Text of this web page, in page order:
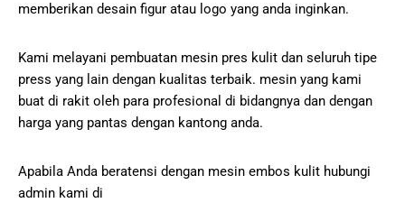
memberikan desain figur atau logo yang anda inginkan.
Kami melayani pembuatan mesin pres kulit dan seluruh tipe
press yang lain dengan kualitas terbaik. mesin yang kami
buat di rakit oleh para profesional di bidangnya dan dengan
harga yang pantas dengan kantong anda.
Apabila Anda beratensi dengan mesin embos kulit hubungi
admin kami di